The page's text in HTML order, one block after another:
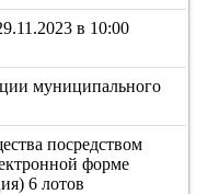
в 10:00
муниципального
посредством
форме
6 лотов